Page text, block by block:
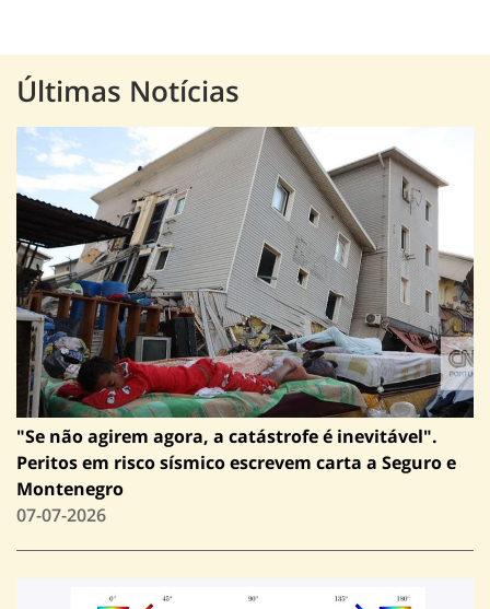
Últimas Notícias
"Se não agirem agora, a catástrofe é inevitável".
Peritos em risco sísmico escrevem carta a Seguro e
Montenegro
07-07-2026